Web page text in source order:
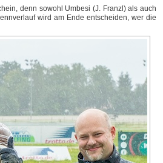
denn sowohl Umbesi (J. Franzl) als auch
wird am Ende entscheiden, wer die